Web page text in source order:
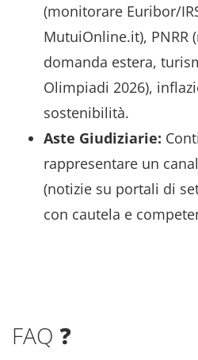
(monitorare Euribor/
MutuiOnline.it), PNRR
domanda estera,
Olimpiadi 2026),
sostenibilità.
Aste Giudiziarie:
rappresentare un
(notizie su portali di
con cautela e
FAQ ❓